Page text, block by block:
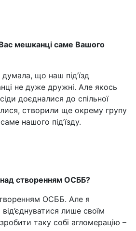
мешканці саме Вашого
що наш під’їзд
не дуже дружні. Але якось
доєдналися до спільної
створили ще окрему групу
нашого під’їзду.
створенням ОСББ?
ОСББ. Але я
лише своїм
таку собі агломерацію –